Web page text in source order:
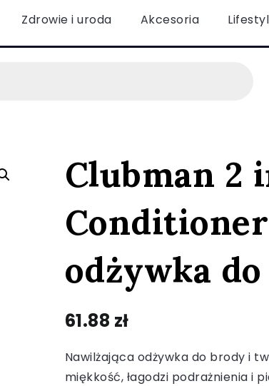
Zdrowie i uroda Akcesoria
Clubman 2
odżywka
61.88 zł
Nawilżająca odżywka do brody i
miękkość, łagodzi podrażnienia i